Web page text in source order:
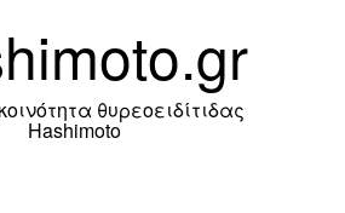
θυρεοειδίτιδας
Hashimoto